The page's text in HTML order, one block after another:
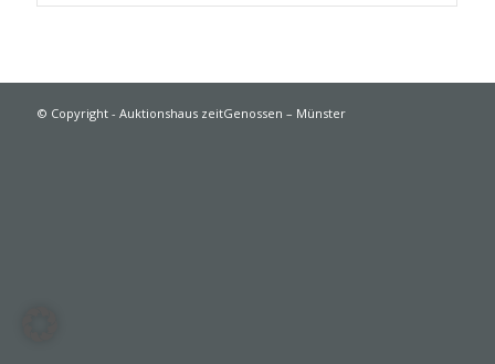
© Copyright - Auktionshaus zeitGenossen – Münster